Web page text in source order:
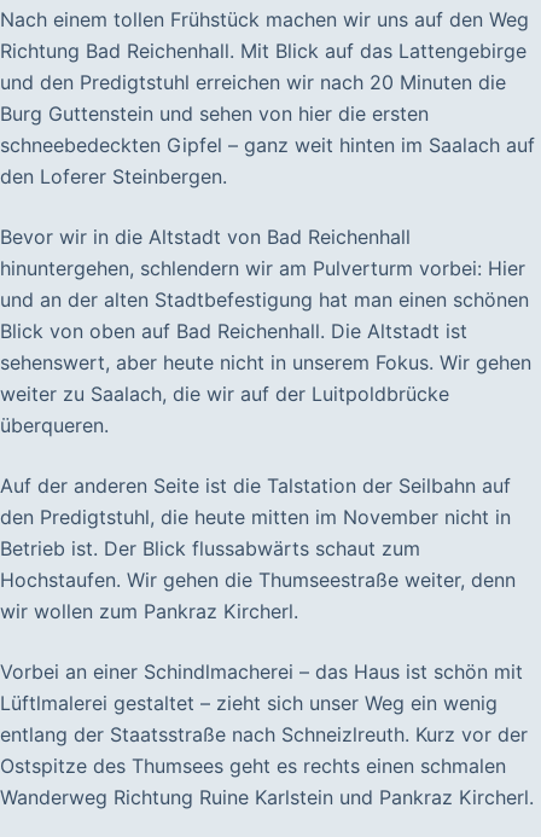
Nach einem tollen Frühstück machen wir uns auf den Weg
Richtung Bad Reichenhall. Mit Blick auf das Lattengebirge
und den Predigtstuhl erreichen wir nach 20 Minuten die
Burg Guttenstein und sehen von hier die ersten
schneebedeckten Gipfel – ganz weit hinten im Saalach auf
den Loferer Steinbergen.
Bevor wir in die Altstadt von Bad Reichenhall
hinuntergehen, schlendern wir am Pulverturm vorbei: Hier
und an der alten Stadtbefestigung hat man einen schönen
Blick von oben auf Bad Reichenhall. Die Altstadt ist
sehenswert, aber heute nicht in unserem Fokus. Wir gehen
weiter zu Saalach, die wir auf der Luitpoldbrücke
überqueren.
Auf der anderen Seite ist die Talstation der Seilbahn auf
den Predigtstuhl, die heute mitten im November nicht in
Betrieb ist. Der Blick flussabwärts schaut zum
Hochstaufen. Wir gehen die Thumseestraße weiter, denn
wir wollen zum Pankraz Kircherl.
Vorbei an einer Schindlmacherei – das Haus ist schön mit
Lüftlmalerei gestaltet – zieht sich unser Weg ein wenig
entlang der Staatsstraße nach Schneizlreuth. Kurz vor der
Ostspitze des Thumsees geht es rechts einen schmalen
Wanderweg Richtung Ruine Karlstein und Pankraz Kircherl.